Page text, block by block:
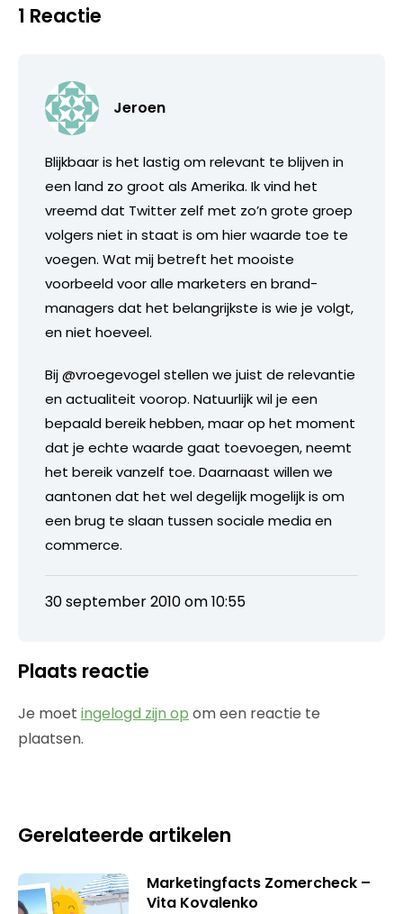
1 Reactie
Jeroen
Blijkbaar is het lastig om relevant te blijven in
een land zo groot als Amerika. Ik vind het
vreemd dat Twitter zelf met zo’n grote groep
volgers niet in staat is om hier waarde toe te
voegen. Wat mij betreft het mooiste
voorbeeld voor alle marketers en brand-
managers dat het belangrijkste is wie je volgt,
en niet hoeveel.
Bij @vroegevogel stellen we juist de relevantie
en actualiteit voorop. Natuurlijk wil je een
bepaald bereik hebben, maar op het moment
dat je echte waarde gaat toevoegen, neemt
het bereik vanzelf toe. Daarnaast willen we
aantonen dat het wel degelijk mogelijk is om
een brug te slaan tussen sociale media en
commerce.
30 september 2010 om 10:55
Plaats reactie
Je moet ingelogd zijn op om een reactie te
plaatsen.
Gerelateerde artikelen
Marketingfacts Zomercheck –
Vita Kovalenko